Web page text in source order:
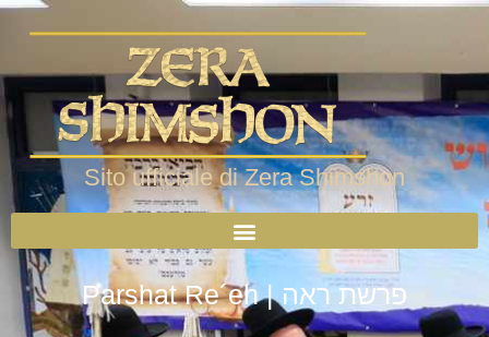
Sito ufficiale di Zera Shimshon
Parshat Re´eh | פרשת ראה